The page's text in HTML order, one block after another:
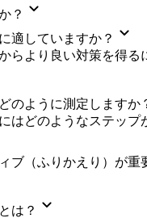
？
適していますか？
らより良い対策を得る
のように測定しますか
はどのようなステップ
ブ（ふりかえり）が重
は？